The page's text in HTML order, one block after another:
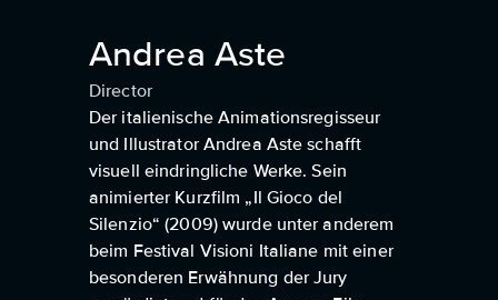
Andrea Aste
Director
Der italienische Animationsregisseur
und Illustrator Andrea Aste schafft
visuell eindringliche Werke. Sein
animierter Kurzfilm „Il Gioco del
Silenzio“ (2009) wurde unter anderem
beim Festival Visioni Italiane mit einer
besonderen Erwähnung der Jury